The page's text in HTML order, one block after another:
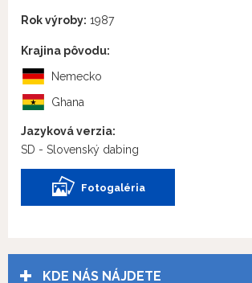
Rok výroby: 1987
Krajina pôvodu:
Nemecko
Ghana
Jazyková verzia:
SD - Slovenský dabing
Fotogaléria
KDE NÁS NÁJDETE